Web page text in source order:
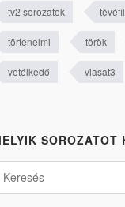
tv2 sorozatok
történelmi török
vetélkedő viasat3
SOROZATOT